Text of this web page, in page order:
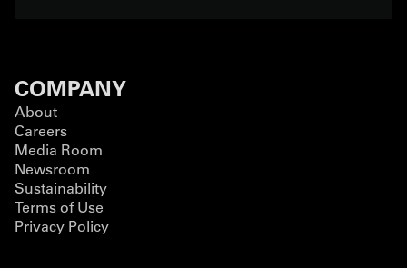
COMPANY
About
Careers
Media Room
Newsroom
Sustainability
Terms of Use
Privacy Policy